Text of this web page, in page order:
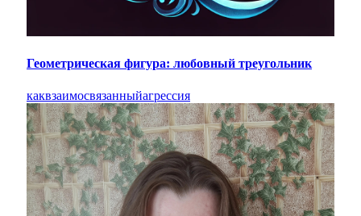
Геометрическая фигура: любовный треугольник
каквзаимосвязанныйагрессия